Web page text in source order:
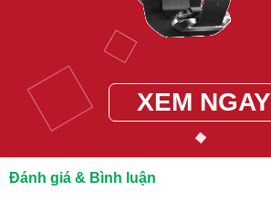
XEM NGAY
Đánh giá & Bình luận